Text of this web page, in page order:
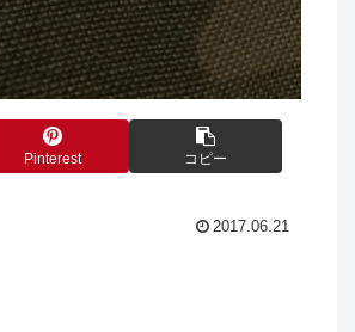
Pinterest コピー
2017.06.21